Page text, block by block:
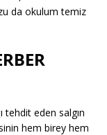
da okulum temiz
tehdit eden salgın
hem birey hem